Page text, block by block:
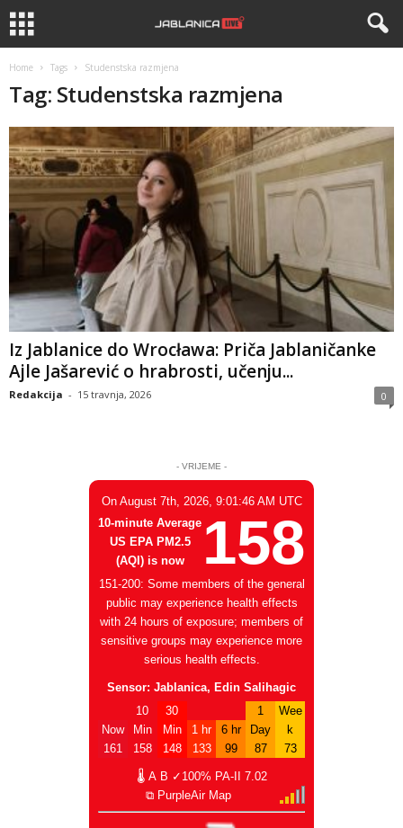
Home Tags Studenstska razmjena
Tag: Studenstska razmjena
Iz Jablanice do Wrocława: Priča Jablaničanke
Ajle Jašarević o hrabrosti, učenju...
Redakcija - 15 travnja, 2026 0
- VRIJEME -
On August 7th, 2026, 9:01:46 AM UTC
10-minute Average
US EPA PM2.5
(AQI) is now
158
151-200: Some members of the general
public may experience health effects
with 24 hours of exposure; members of
sensitive groups may experience more
serious health effects.
Sensor: Jablanica, Edin Salihagic
Now
161
10
Min
158
30
Min
148
1 hr
133
6 hr
99
1
Day
87
Wee
k
73
🌡 A B ✓100% PA-II
7.02
⧉ PurpleAir Map